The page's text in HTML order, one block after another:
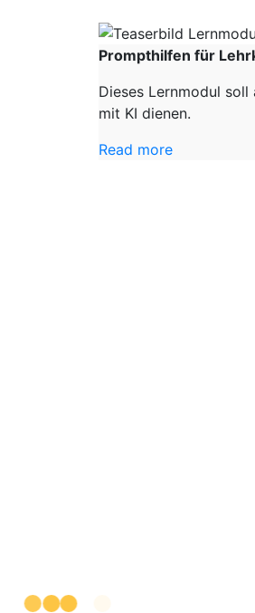
Prompthilfen für
Dieses Lernmodul
mit KI dienen.
Read more